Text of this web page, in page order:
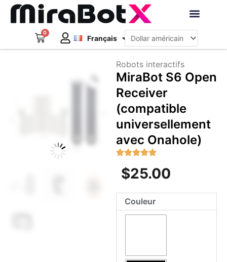
Aller
0
Panier Français
Deutsch
日本語
Zoom
Robots interactifs
MiraBot S6 Open
Receiver
(compatible
universellement
avec Onahole)
$25.00
Couleur
quantité
de
Receiver